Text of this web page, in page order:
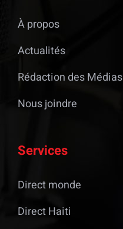
À propos
Actualités
Rédaction des Médias
Nous joindre
Services
Direct monde
Direct Haiti